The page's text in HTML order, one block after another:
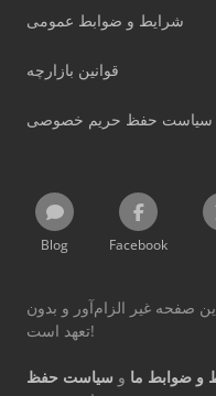
شرایط و ضوابط عمومی
قوانین بازارچه
سیاست حفظ حریم خصوصی
Blog Facebook
صفحه غیر الزام‌آور و بدون
تعهد است!
و ضوابط ما و سیاست حفظ